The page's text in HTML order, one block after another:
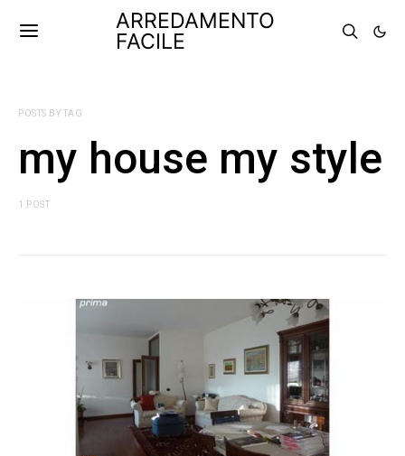
ARREDAMENTO
FACILE
POSTS BY TAG
my house my style
1 POST